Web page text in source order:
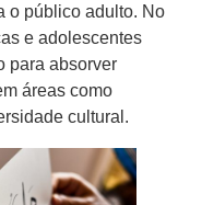
o público adulto. No
e adolescentes
para absorver
áreas como
cultural.